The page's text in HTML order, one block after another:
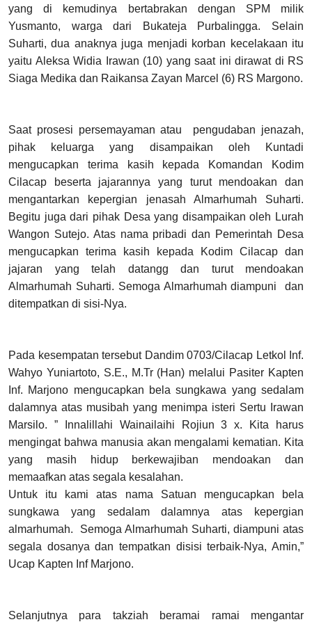
yang di kemudinya bertabrakan dengan SPM milik
Yusmanto, warga dari Bukateja Purbalingga. Selain
Suharti, dua anaknya juga menjadi korban kecelakaan itu
yaitu Aleksa Widia Irawan (10) yang saat ini dirawat di RS
Siaga Medika dan Raikansa Zayan Marcel (6) RS Margono.
Saat prosesi persemayaman atau pengudaban jenazah,
pihak keluarga yang disampaikan oleh Kuntadi
mengucapkan terima kasih kepada Komandan Kodim
Cilacap beserta jajarannya yang turut mendoakan dan
mengantarkan kepergian jenasah Almarhumah Suharti.
Begitu juga dari pihak Desa yang disampaikan oleh Lurah
Wangon Sutejo. Atas nama pribadi dan Pemerintah Desa
mengucapkan terima kasih kepada Kodim Cilacap dan
jajaran yang telah datangg dan turut mendoakan
Almarhumah Suharti. Semoga Almarhumah diampuni dan
ditempatkan di sisi-Nya.
Pada kesempatan tersebut Dandim 0703/Cilacap Letkol Inf.
Wahyo Yuniartoto, S.E., M.Tr (Han) melalui Pasiter Kapten
Inf. Marjono mengucapkan bela sungkawa yang sedalam
dalamnya atas musibah yang menimpa isteri Sertu Irawan
Marsilo. ” Innalillahi Wainailaihi Rojiun 3 x. Kita harus
mengingat bahwa manusia akan mengalami kematian. Kita
yang masih hidup berkewajiban mendoakan dan
memaafkan atas segala kesalahan.
Untuk itu kami atas nama Satuan mengucapkan bela
sungkawa yang sedalam dalamnya atas kepergian
almarhumah. Semoga Almarhumah Suharti, diampuni atas
segala dosanya dan tempatkan disisi terbaik-Nya, Amin,”
Ucap Kapten Inf Marjono.
Selanjutnya para takziah beramai ramai mengantar